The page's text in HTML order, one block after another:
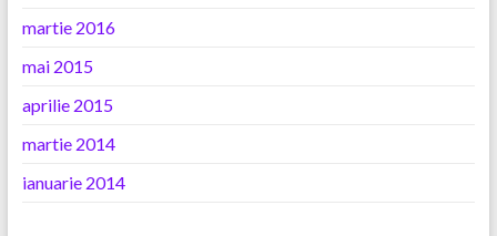
martie 2016
mai 2015
aprilie 2015
martie 2014
ianuarie 2014